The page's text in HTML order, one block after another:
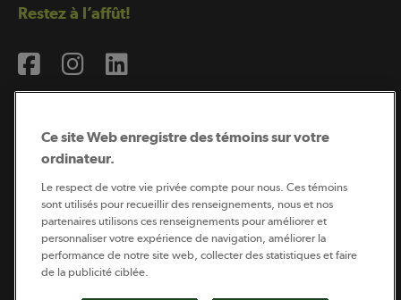
Restez à l’affût!
Coopérateur est publié par Sollio Groupe Coopératif.
Il est l’outil d’information de la coopération agricole
québécoise.
Ce site Web enregistre des témoins sur votre
ordinateur.
Le respect de votre vie privée compte pour nous. Ces témoins
sont utilisés pour recueillir des renseignements, nous et nos
partenaires utilisons ces renseignements pour améliorer et
personnaliser votre expérience de navigation, améliorer la
performance de notre site web, collecter des statistiques et faire
de la publicité ciblée.